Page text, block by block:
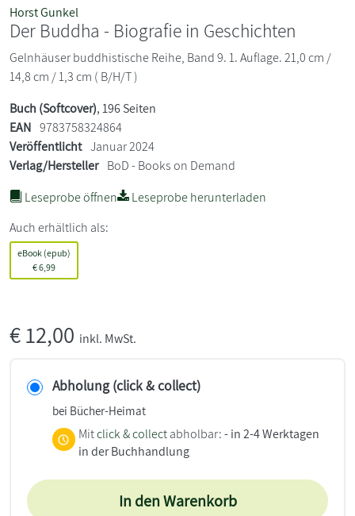
Horst Gunkel
Der Buddha - Biografie in Geschichten
Gelnhäuser buddhistische Reihe, Band 9. 1. Auflage. 21,0 cm /
14,8 cm / 1,3 cm ( B/H/T )
Buch (Softcover), 196 Seiten
EAN 9783758324864
Veröffentlicht Januar 2024
Verlag/Hersteller BoD - Books on Demand
Leseprobe öffnen
Leseprobe herunterladen
Auch erhältlich als:
eBook (epub)
€6,99
€12,00 inkl. MwSt.
Abholung (click & collect)
bei Bücher-Heimat
Mitclick & collect abholbar:- in 2-4 Werktagen
in der Buchhandlung
In den Warenkorb